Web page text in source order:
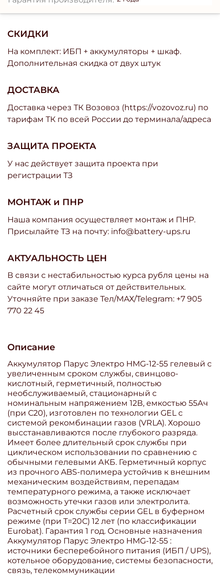
Описание
Аккумулятор Парус Электро HMG-12-55 гелевый с
увеличенным сроком службы, свинцово-
кислотный, герметичный, полностью
необслуживаемый, стационарный с
номинальным напряжением 12В, емкостью 55Ач
(при С20), изготовлен по технологии GEL с
системой рекомбинации газов (VRLA). Хорошо
высстанавливаются после глубокого разряда.
Имеет более длительный срок службы при
циклическом использовании по сравнению с
обычными гелевыми АКБ. Герметичный корпус
из прочного ABS-полимера устойчив к внешним
механическим воздействиям, перепадам
температурного режима, а также исключает
возможность утечки газов или электролита.
Расчетный срок службы серии GEL в буферном
режиме (при T=20С) 12 лет (по классификации
Eurobat). Гарантия 1 год. Основные назначения
Аккумулятор Парус Электро HMG-12-55 :
источники бесперебойного питания (ИБП / UPS),
котельное оборудование, системы безопасности,
связь, телекоммуникации
СКИДКИ
На комплект: ИБП + аккумуляторы + шкаф.
Дополнительная скидка от двух штук
ДОСТАВКА
Доставка через ТК Возовоз (https://vozovoz.ru) по
тарифам ТК по всей России до терминала/адреса
ЗАЩИТА ПРОЕКТА
У нас действует защита проекта при
регистрации ТЗ
МОНТАЖ и ПНР
Наша компания осуществляет монтаж и ПНР.
Присылайте ТЗ на почту: info@battery-ups.ru
АКТУАЛЬНОСТЬ ЦЕН
В связи с нестабильностью курса рубля цены на
сайте могут отличаться от действительных.
Уточняйте при заказе Тел/МАХ/Telegram: +7 905
770 22 45